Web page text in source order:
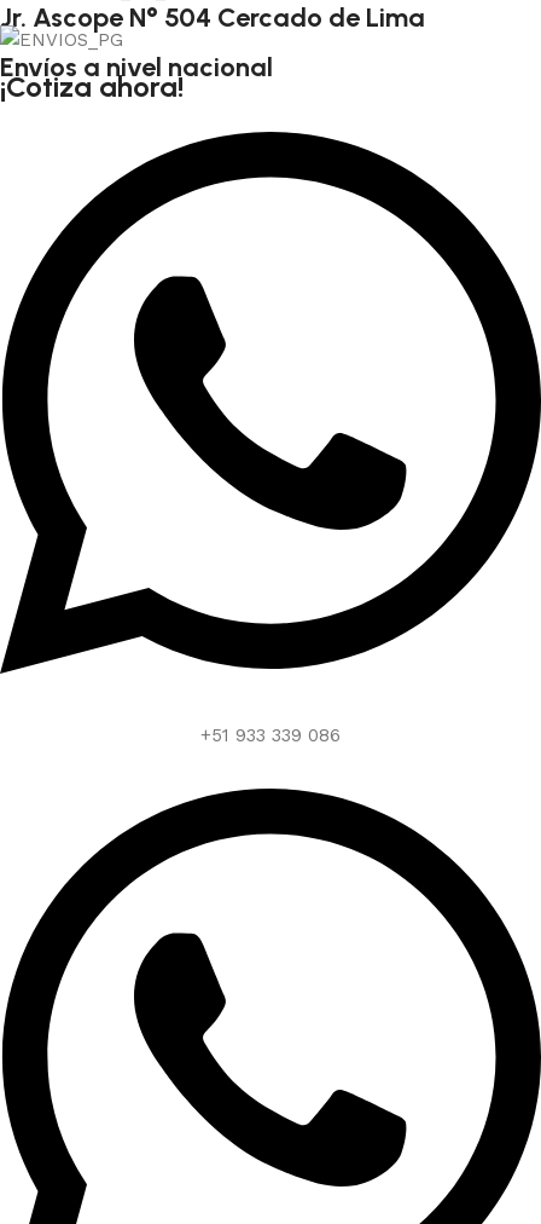
Jr. Ascope N° 504 Cercado de Lima
Envíos a nivel nacional
¡Cotiza ahora!
+51 933 339 086